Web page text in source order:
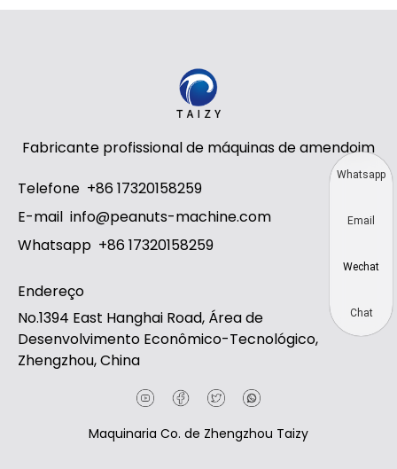
Fabricante profissional de máquinas de amendoim
Telefone +86 17320158259
E-mail info@peanuts-machine.com
Whatsapp +86 17320158259
Endereço
No.1394 East Hanghai Road, Área de
Desenvolvimento Econômico-Tecnológico,
Zhengzhou, China
Maquinaria Co. de Zhengzhou Taizy
Whatsapp
Email
Wechat
Chat